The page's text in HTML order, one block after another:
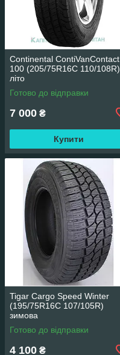
Continental ContiVanContact
100 (205/75R16C 110/108R)
літо
Готово до відправки
7 000 ₴
Купити
Tigar Cargo Speed Winter
(195/75R16C 107/105R)
зимова
Готово до відправки
4 100 ₴